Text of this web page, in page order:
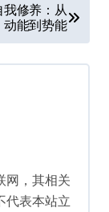
修养：从
动能到势能
网，其相关
代表本站立